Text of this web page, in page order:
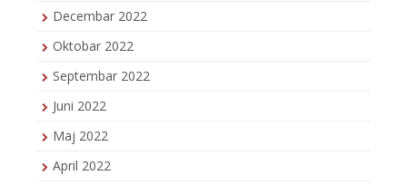
Decembar 2022
Oktobar 2022
Septembar 2022
Juni 2022
Maj 2022
April 2022